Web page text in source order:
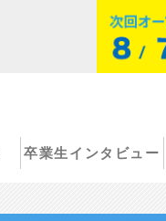
卒業生インタビュー